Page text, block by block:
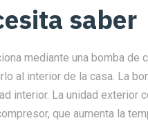
saber
mediante una bomba
al interior de la casa. La
interior. La unidad exterior
que aumenta la